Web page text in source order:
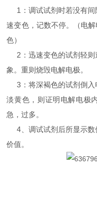
1 ：调试试剂时若没有
速变色，记数不停。（电
色）
2 ：迅速变色的试剂轻
象。重则烧毁电解电极。
3 ：将深褐色的试剂倒
淡黄色，则证明电解电极
急，过多。
4 、调试试剂后所显示
价值。